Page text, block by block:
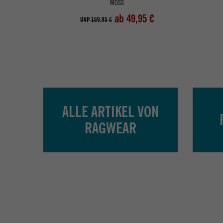
MOSS
UVP 169,95 € ab 49,95 €
ALLE ARTIKEL VON
RAGWEAR